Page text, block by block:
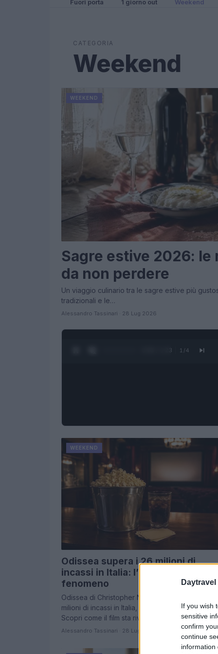
Daytravel
If you wish
sensitive
confirm
continue
information
Fuori porta 1 giorno out Weekend
CATEGORIA
Weekend
WEEKEND
Sagre estive 2026:
da non perdere
Un viaggio culinario tra le sagre estive più
tradizionali e le…
Alessandro Tassinari · 28 Lug 2026
0:27 / 1:23 1 /4
WEEKEND
Odissea supera i 26 milioni di
incassi in Italia: l’analisi del
fenomeno
Odissea di Christopher Nolan ha superato i 26
milioni di incassi in Italia, stabilendo nuovi record.
Scopri come il film sta rivoluzionando…
Alessandro Tassinari · 28 Lug 2026